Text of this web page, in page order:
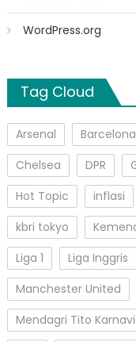
WordPress.org
Tag Cloud
Arsenal Barcelona
Chelsea
DPR
Hot Topic
inflasi
kbri tokyo
Liga 1
Liga Inggris
Manchester United
Mendagri Tito